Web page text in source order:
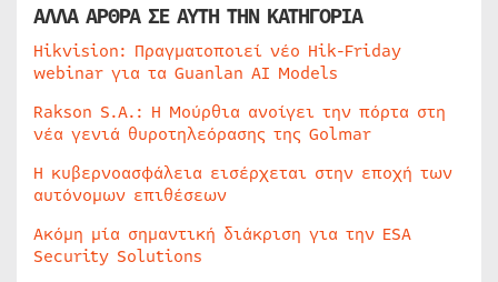
ΑΛΛΑ ΑΡΘΡΑ ΣΕ ΑΥΤΗ ΤΗΝ ΚΑΤΗΓΟΡΙΑ
Hikvision: Πραγματοποιεί νέο Hik-Friday
webinar για τα Guanlan AI Models
Rakson S.A.: Η Μούρθια ανοίγει την πόρτα στη
νέα γενιά θυροτηλεόρασης της Golmar
Η κυβερνοασφάλεια εισέρχεται στην εποχή των
αυτόνομων επιθέσεων
Ακόμη μία σημαντική διάκριση για την ESA
Security Solutions